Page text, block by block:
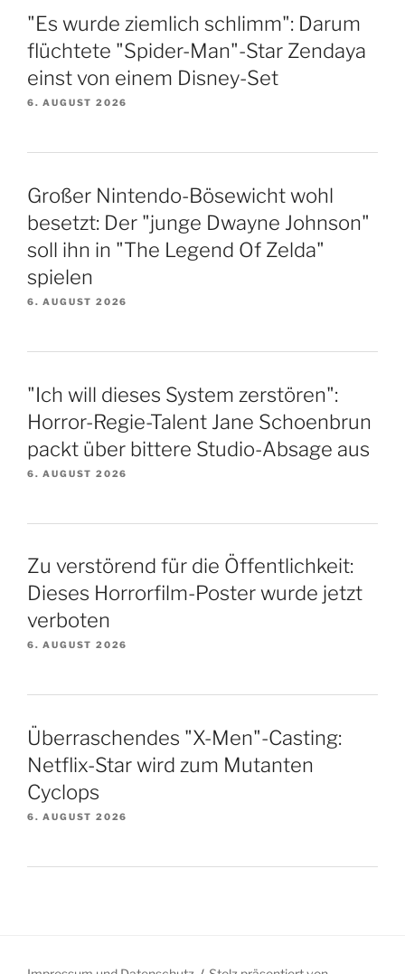
"Es wurde ziemlich schlimm": Darum
flüchtete "Spider-Man"-Star Zendaya
einst von einem Disney-Set
6. AUGUST 2026
Großer Nintendo-Bösewicht wohl
besetzt: Der "junge Dwayne Johnson"
soll ihn in "The Legend Of Zelda"
spielen
6. AUGUST 2026
"Ich will dieses System zerstören":
Horror-Regie-Talent Jane Schoenbrun
packt über bittere Studio-Absage aus
6. AUGUST 2026
Zu verstörend für die Öffentlichkeit:
Dieses Horrorfilm-Poster wurde jetzt
verboten
6. AUGUST 2026
Überraschendes "X-Men"-Casting:
Netflix-Star wird zum Mutanten
Cyclops
6. AUGUST 2026